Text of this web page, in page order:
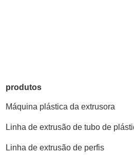
produtos
Máquina plástica da extrusora
Linha de extrusão de tubo de
Linha de extrusão de perfis